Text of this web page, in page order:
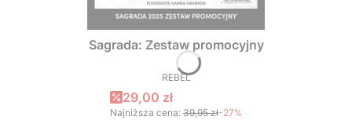
Sagrada: Zestaw promocyjny
PRODUCENT
REBEL
Cena promocyjna
29,00 zł
Najniższa cena: 39,95 zł-27%